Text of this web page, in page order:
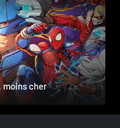
moins cher